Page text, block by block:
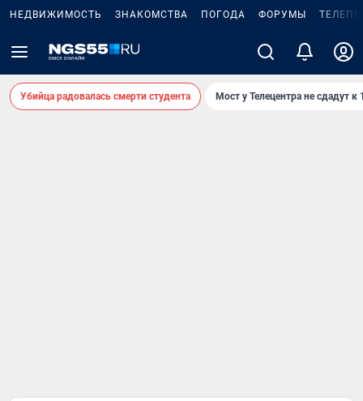
НЕДВИЖИМОСТЬ ЗНАКОМСТВА ПОГОДА ФОРУМЫ
Убийца радовалась смерти студента Мост у Телецентра не сдадут к